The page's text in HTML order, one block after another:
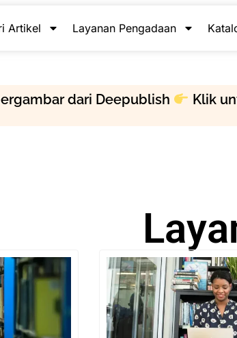
Artikel Layanan Pengadaan
dari Deepublish Klik